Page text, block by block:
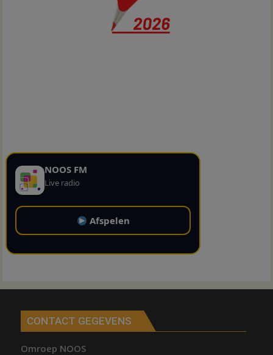
NOOS FM
Live radio
Afspelen
CONTACT GEGEVENS
Omroep NOOS